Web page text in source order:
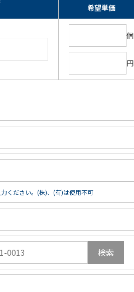
希望単価
個
円
ください。(株)、(有)は使用不可
検索